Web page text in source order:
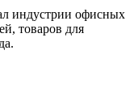
индустрии офисных
товаров для